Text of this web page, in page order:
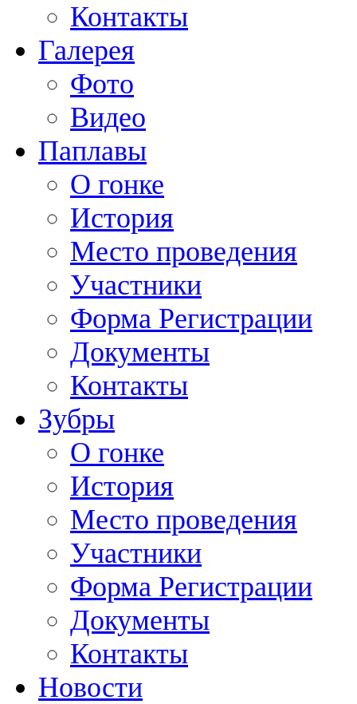
Контакты
Галерея
Фото
Видео
Паплавы
О гонке
История
Место проведения
Участники
Форма Регистрации
Документы
Контакты
Зубры
О гонке
История
Место проведения
Участники
Форма Регистрации
Документы
Контакты
Новости